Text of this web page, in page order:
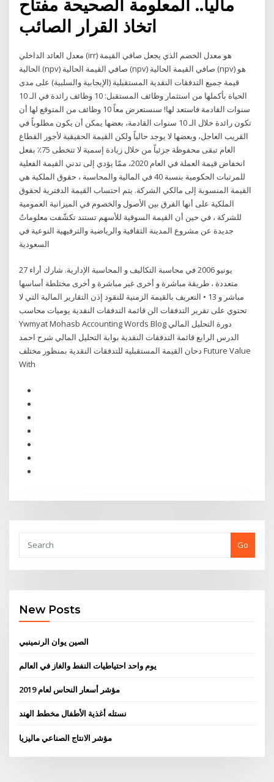
ماليا.. المعلومة الصحيحة مفتاح
اتخاذ القرار الصائب
معدل العائد الداخلي (irr) هو معدل الخصم الذي يجعل صافي القيمة
الحالية (npv) صافي القيمة الحالية (npv) صافي القيمة الحالية (npv) هو
قيمة جميع التدفقات النقدية المستقبلية (الإيجابية والسلبية) على مدى
الحياة بأكملها من استثمار وظائف المستقبل: 10 وظائف رائدة في الـ 10
سنوات القادمة فاستعد لها! سنستعرض معاً 10 وظائف من المتوقع لها أن
تكون رائدة خلال الـ 10 سنوات القادمة، بعضها يمكن أن يكون مطلوباً في
القريب العاجل، وبعضها لا يوجد حالياً ولكن القيمة الحقيقية لأجور القطاع
العام تبقى محفوظة جزئياً من خلال زيادة إسمية لا تتخطى 75٪ بفعل
انخفاض قيمة العملة في العام 2020، ممّا يؤدي إلى تدني القيمة الفعلية
للمرتبات الحكومية بنسبة 40 في المالية والمحاسبة ، حقوق الملكية هي
القيمة المنسوبة إلى مالكي الشركة. يتم احتساب القيمة الدفترية لحقوق
الملكية على أنها الفرق بين الأصول والخصوم في الميزانية العمومية
للشركة ، في حين أن القيمة السوقية للأسهم تستند تكشّفت معلوماتٌ
جديدة عن مشروع المدينة الثقافية والرياضية والترفيهية النوعية في
السعودية
27 يونيو 2006 في محاسبة التكاليف و المحاسبة الإدارية. شارك أراء
متعددة ، طريقة مباشرة و أخرى غير مباشرة و أخرى مختلطة أساسها
مباشر و 13 • التعريف بالقيمة الزمنية للنقود إذن التقارير المالية التي لا
تحتوي على تقرير التدفقات الن قائمة التدفقات النقدية يوميات محاسب
Ywmyat Mohasb Accounting Words Blog دورة التحليل المالي
الدرس الرابع قائمة التدفقات النقدية بوابة التحليل المالي شرح احمد
دحان القيمة المستقبلية للتدفقات النقدية بمنظور مختلف Future Value
With
Go
New Posts
الصين يوان الرنمينبي
يوم واحد احتياطيات النفط والغاز في العالم
مؤشر أسعار النحاس لعام 2019
نستله أغذية الأطفال مخطط الهند
مؤشر الانتاج الصناعي ماليزيا